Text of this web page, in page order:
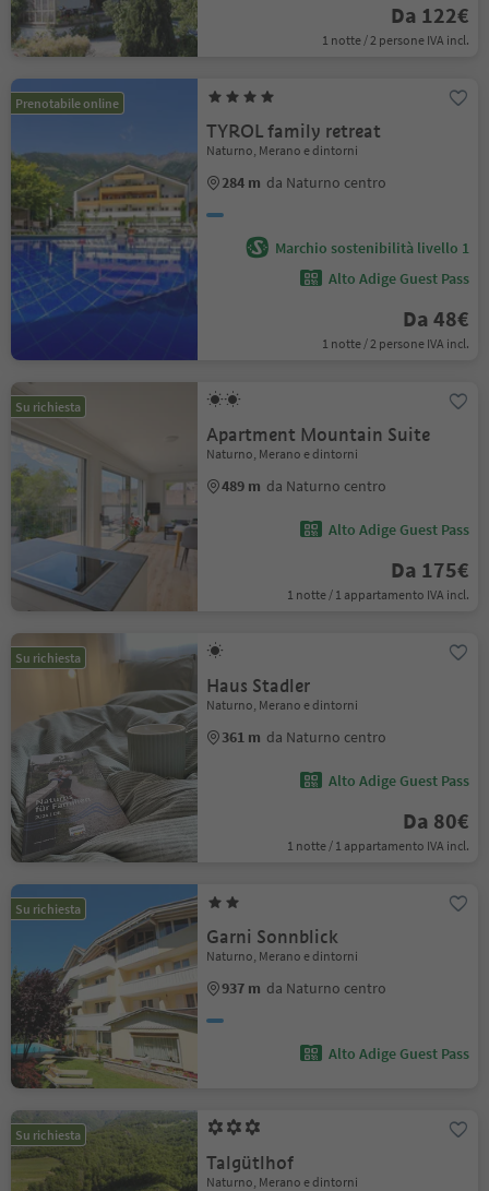
Da 122€
1 notte / 2 persone IVA incl.
Prenotabile online
TYROL family retreat
Naturno, Merano e dintorni
284 m da Naturno centro
Marchio sostenibilità livello 1
Alto Adige Guest Pass
Da 48€
1 notte / 2 persone IVA incl.
Su richiesta
Apartment Mountain Suite
Naturno, Merano e dintorni
489 m da Naturno centro
Alto Adige Guest Pass
Da 175€
1 notte / 1 appartamento IVA incl.
Su richiesta
Haus Stadler
Naturno, Merano e dintorni
361 m da Naturno centro
Alto Adige Guest Pass
Da 80€
1 notte / 1 appartamento IVA incl.
Su richiesta
Garni Sonnblick
Naturno, Merano e dintorni
937 m da Naturno centro
Alto Adige Guest Pass
Su richiesta
Talgütlhof
Naturno, Merano e dintorni